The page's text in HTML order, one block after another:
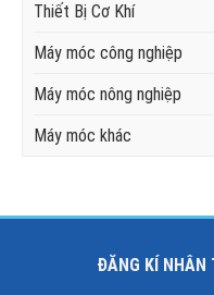
Thiết Bị Cơ Khí
Máy móc công nghiệp
Máy móc nông nghiệp
Máy móc khác
ĐĂNG KÍ NHÂN